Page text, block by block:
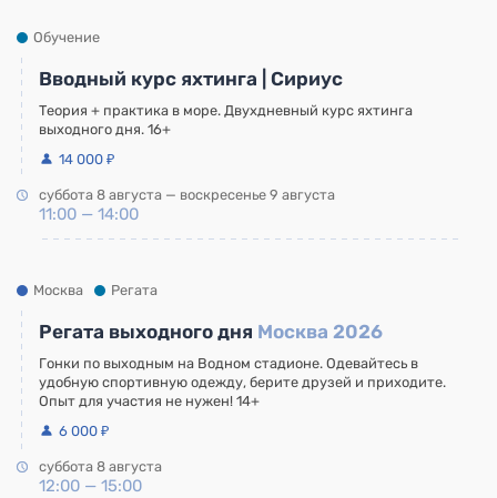
Обучение
Вводный курс яхтинга | Сириус
Теория + практика в море. Двухдневный курс яхтинга
выходного дня. 16+
14 000 ₽
суббота 8 августа — воскресенье 9 августа
11:00 — 14:00
Москва Регата
Регата выходного дня Москва 2026
Гонки по выходным на Водном стадионе. Одевайтесь в
удобную спортивную одежду, берите друзей и приходите.
Опыт для участия не нужен! 14+
6 000 ₽
суббота 8 августа
12:00 — 15:00